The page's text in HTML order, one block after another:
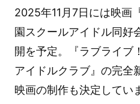
2025年11月7日には映画
園スクールアイドル同好
開を予定。『ラブライブ
アイドルクラブ』の完全
映画の制作も決定してい